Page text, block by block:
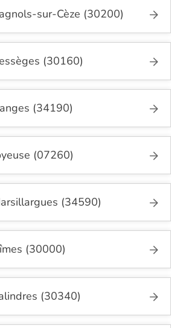
sur-Cèze (30200)
(30160)
(34190)
(07260)
(34590)
(30000)
(30340)